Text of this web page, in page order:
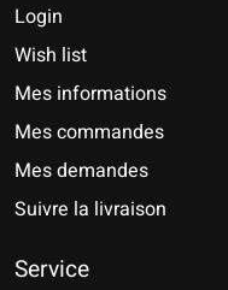
Login
Wish list
Mes informations
Mes commandes
Mes demandes
Suivre la livraison
Service